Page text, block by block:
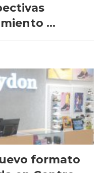
...
formato